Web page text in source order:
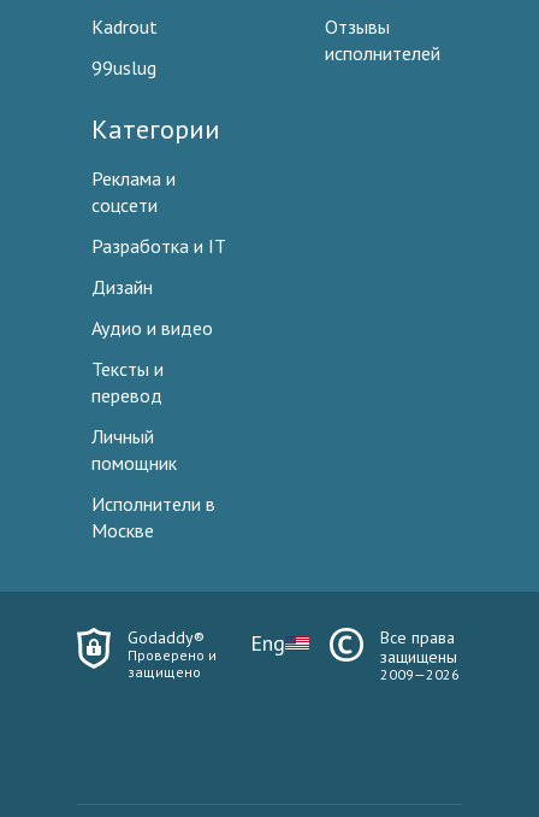
Kadrout
99uslug
Отзывы
исполнителей
Категории
Реклама и
соцсети
Разработка и IT
Дизайн
Аудио и видео
Тексты и
перевод
Личный
помощник
Исполнители в
Москве
Godaddy®
Проверено и
защищено
Eng
Все права
защищены
2009—2026